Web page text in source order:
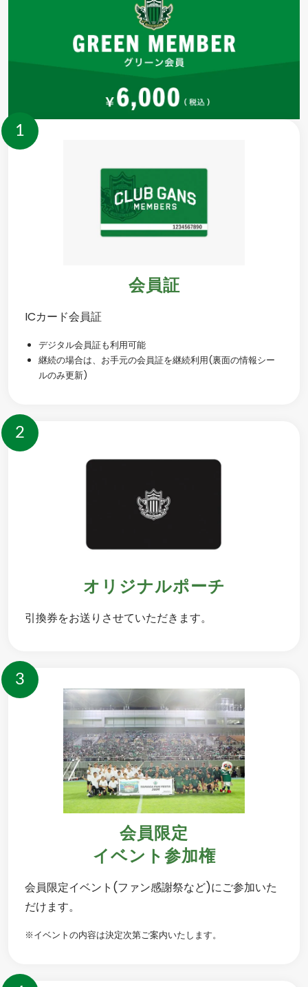
1
会員証
ICカード会員証
デジタル会員証も利用可能
継続の場合は、お手元の会員証を継続利用(裏面の情報シー
ルのみ更新)
2
オリジナルポーチ
引換券をお送りさせていただきます。
3
会員限定
イベント参加権
会員限定イベント(ファン感謝祭など)にご参加いた
だけます。
※イベントの内容は決定次第ご案内いたします。